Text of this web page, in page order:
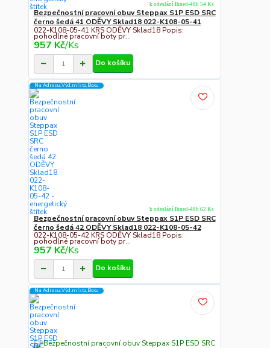
Bezpečnostní pracovní obuv Steppax S1P ESD SRC
černo šedá 41 ODĚVY Sklad18 022-K108-05-41
022-K108-05-41 KRS ODĚVY Sklad18 Popis:
pohodlné pracovní boty pr...
957 Kč/Ks
k odeslání Ihned-48h 54 Ks
Do košíku
Na Adresu,Výd.místo,Boxu
Bezpečnostní pracovní obuv Steppax S1P ESD SRC
černo šedá 42 ODĚVY Sklad18 022-K108-05-42
022-K108-05-42 KRS ODĚVY Sklad18 Popis:
pohodlné pracovní boty pr...
957 Kč/Ks
k odeslání Ihned-48h 62 Ks
Do košíku
Na Adresu,Výd.místo,Boxu